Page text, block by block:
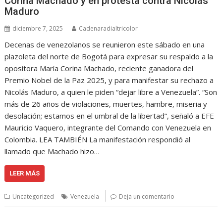
Maduro
diciembre 7, 2025 Cadenaradialtricolor
Decenas de venezolanos se reunieron este sábado en una
plazoleta del norte de Bogotá para expresar su respaldo a la
opositora María Corina Machado, reciente ganadora del
Premio Nobel de la Paz 2025, y para manifestar su rechazo a
Nicolás Maduro, a quien le piden “dejar libre a Venezuela”. “Son
más de 26 años de violaciones, muertes, hambre, miseria y
desolación; estamos en el umbral de la libertad”, señaló a EFE
Mauricio Vaquero, integrante del Comando con Venezuela en
Colombia. LEA TAMBIÉN La manifestación respondió al
llamado que Machado hizo…
LEER MÁS
Uncategorized Venezuela Deja un comentario